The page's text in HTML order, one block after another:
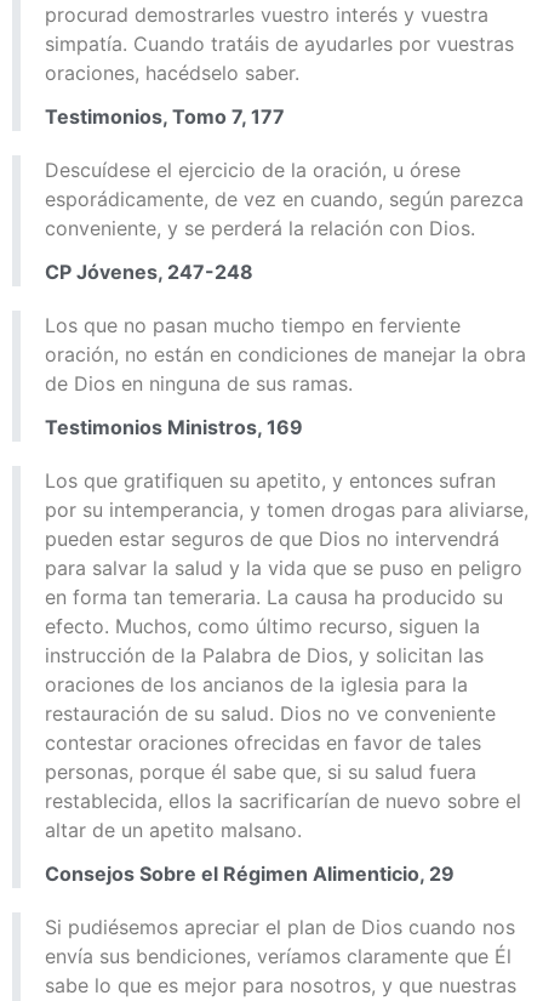
procurad demostrarles vuestro interés y vuestra
simpatía. Cuando tratáis de ayudarles por vuestras
oraciones, hacédselo saber.
Testimonios, Tomo 7, 177
Descuídese el ejercicio de la oración, u órese
esporádicamente, de vez en cuando, según parezca
conveniente, y se perderá la relación con Dios.
CP Jóvenes, 247-248
Los que no pasan mucho tiempo en ferviente
oración, no están en condiciones de manejar la obra
de Dios en ninguna de sus ramas.
Testimonios Ministros, 169
Los que gratifiquen su apetito, y entonces sufran
por su intemperancia, y tomen drogas para aliviarse,
pueden estar seguros de que Dios no intervendrá
para salvar la salud y la vida que se puso en peligro
en forma tan temeraria. La causa ha producido su
efecto. Muchos, como último recurso, siguen la
instrucción de la Palabra de Dios, y solicitan las
oraciones de los ancianos de la iglesia para la
restauración de su salud. Dios no ve conveniente
contestar oraciones ofrecidas en favor de tales
personas, porque él sabe que, si su salud fuera
restablecida, ellos la sacrificarían de nuevo sobre el
altar de un apetito malsano.
Consejos Sobre el Régimen Alimenticio, 29
Si pudiésemos apreciar el plan de Dios cuando nos
envía sus bendiciones, veríamos claramente que Él
sabe lo que es mejor para nosotros, y que nuestras